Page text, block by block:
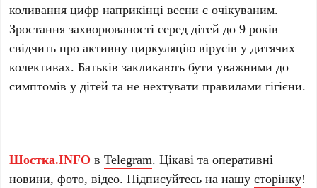
коливання цифр наприкінці весни є очікуваним.
Зростання захворюваності серед дітей до 9 років
свідчить про активну циркуляцію вірусів у дитячих
колективах. Батьків закликають бути уважними до
симптомів у дітей та не нехтувати правилами гігієни.
Шостка.INFO вTelegram. Цікаві та оперативні
новини, фото, відео. Підписуйтесь на нашусторінку!